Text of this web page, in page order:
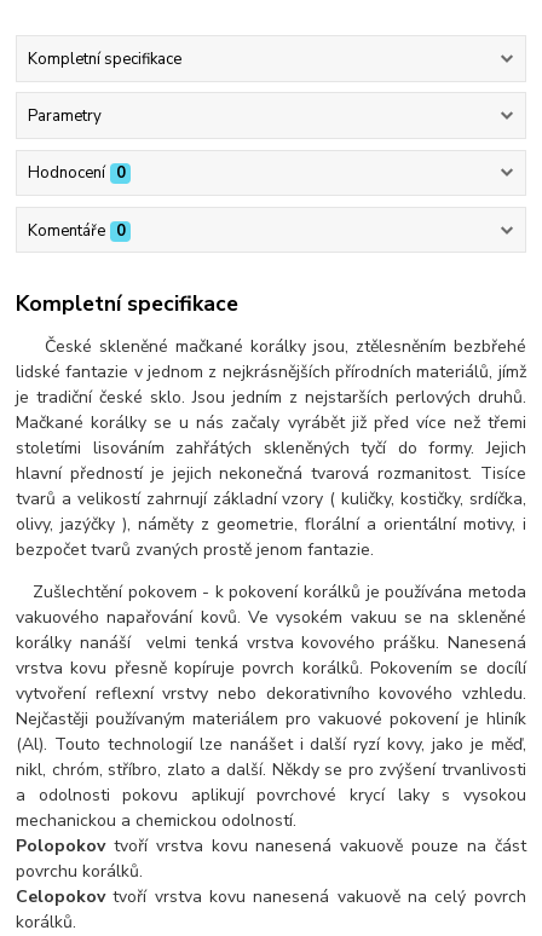
Kompletní specifikace
Parametry
Hodnocení 0
Komentáře 0
Kompletní specifikace
České skleněné mačkané korálky jsou, ztělesněním bezbřehé
lidské fantazie v jednom z nejkrásnějších přírodních materiálů, jímž
je tradiční české sklo. Jsou jedním z nejstarších perlových druhů.
Mačkané korálky se u nás začaly vyrábět již před více než třemi
stoletími lisováním zahřátých skleněných tyčí do formy. Jejich
hlavní předností je jejich nekonečná tvarová rozmanitost. Tisíce
tvarů a velikostí zahrnují základní vzory ( kuličky, kostičky, srdíčka,
olivy, jazýčky ), náměty z geometrie, florální a orientální motivy, i
bezpočet tvarů zvaných prostě jenom fantazie.
Zušlechtění pokovem - k pokovení korálků je používána metoda
vakuového napařování kovů. Ve vysokém vakuu se na skleněné
korálky nanáší velmi tenká vrstva kovového prášku. Nanesená
vrstva kovu přesně kopíruje povrch korálků. Pokovením se docílí
vytvoření reflexní vrstvy nebo dekorativního kovového vzhledu.
Nejčastěji používaným materiálem pro vakuové pokovení je hliník
(Al). Touto technologií lze nanášet i další ryzí kovy, jako je měď,
nikl, chróm, stříbro, zlato a další. Někdy se pro zvýšení trvanlivosti
a odolnosti pokovu aplikují povrchové krycí laky s vysokou
mechanickou a chemickou odolností.
Polopokovtvoří vrstva kovu nanesená vakuově pouze na část
povrchu korálků.
Celopokovtvoří vrstva kovu nanesená vakuově na celý povrch
korálků.